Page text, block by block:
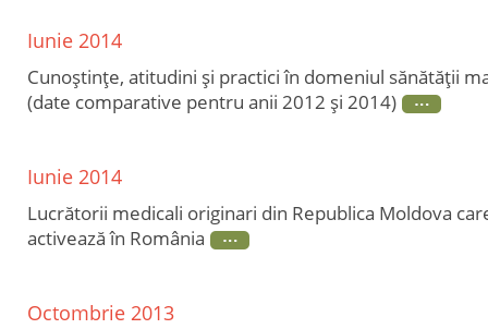
Iunie 2014
Cunoştinţe, atitudini şi practici în domeniul sănătăţii
(date comparative pentru anii 2012 şi 2014)
Iunie 2014
Lucrătorii medicali originari din Republica Moldova
activează în România
Octombrie 2013